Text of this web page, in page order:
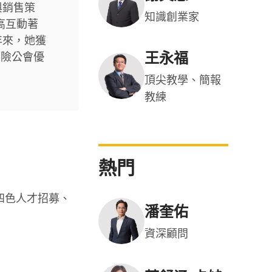
售策
互動著
，她獲
公會優
人才招募、
知識創業家
王永福
頂尖教學、簡報
教練
熱門
潘奎佑
資深顧問